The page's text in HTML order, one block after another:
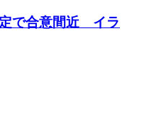
で合意間近 イラ